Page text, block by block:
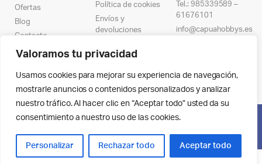
Valoramos tu privacidad
Usamos cookies para mejorar su experiencia de navegación,
mostrarle anuncios o contenidos personalizados y analizar
nuestro tráfico. Al hacer clic en “Aceptar todo” usted da su
consentimiento a nuestro uso de las cookies.
Personalizar Rechazar todo Aceptar todo
Ofertas
Blog
Contacto
Política de cookies
Envíos y
devoluciones
accesibilidad
Tel.: 985339589 –
61676101
info@capuahobbys.es
Posicionamiento web en Asturias